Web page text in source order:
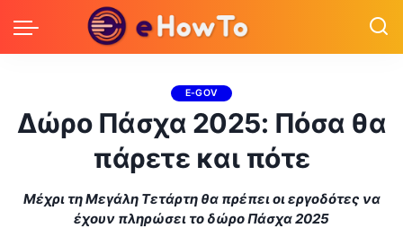
E-GOV
Δώρο Πάσχα 2025: Πόσα θα
πάρετε και πότε
Μέχρι τη Μεγάλη Τετάρτη θα πρέπει οι εργοδότες να
έχουν πληρώσει το δώρο Πάσχα 2025